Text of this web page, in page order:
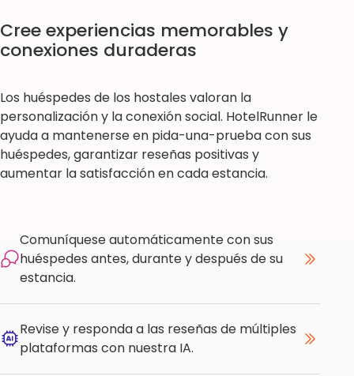
Cree experiencias memorables y
conexiones duraderas
Los huéspedes de los hostales valoran la
personalización y la conexión social. HotelRunner le
ayuda a mantenerse en pida-una-prueba con sus
huéspedes, garantizar reseñas positivas y
aumentar la satisfacción en cada estancia.
Comuníquese automáticamente con sus
huéspedes antes, durante y después de su
estancia.
Revise y responda a las reseñas de múltiples
plataformas con nuestra IA.